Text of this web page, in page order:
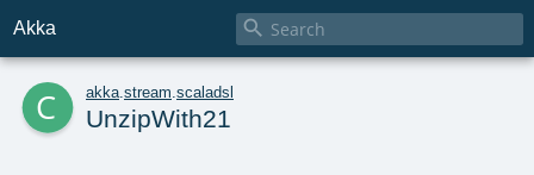
Akka 
c akka stream scaladsl
UnzipWith21